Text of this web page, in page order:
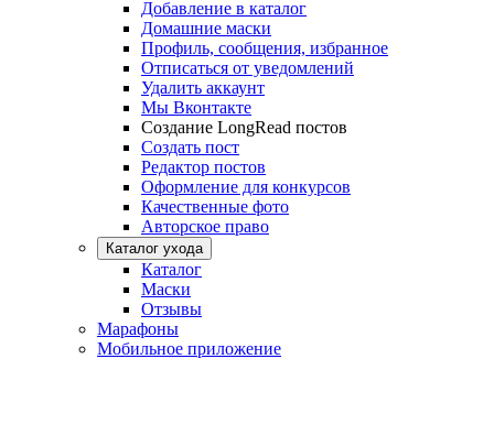
Добавление в каталог
Домашние маски
Профиль, сообщения, избранное
Отписаться от уведомлений
Удалить аккаунт
Мы Вконтакте
Создание LongRead постов
Создать пост
Редактор постов
Оформление для конкурсов
Качественные фото
Авторское право
Каталог ухода
Каталог
Маски
Отзывы
Марафоны
Мобильное приложение